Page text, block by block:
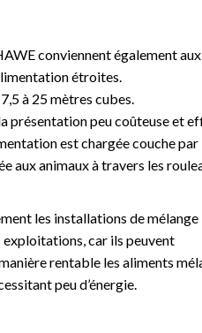
UNIVERSEL
conviennent également aux
étroites.
à 25 mètres cubes.
présentation peu coûteuse et
est chargée couche par
aux animaux à travers les
les installations de mélange
car ils peuvent
rentable les aliments
peu d’énergie.